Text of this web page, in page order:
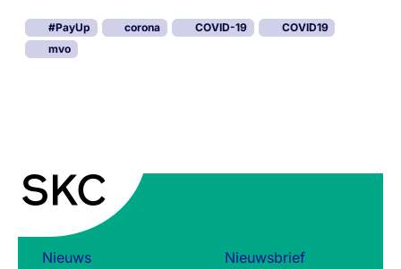
s
#PayUp corona COVID-19
COVID19
mvo
Nieuws Nieuwsbrief